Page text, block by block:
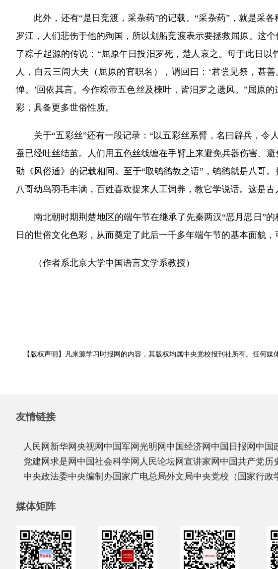
此外，还有“是日竞渡，采杂药”的记载。“采杂药”，就是采各
罗江，人们悲伤于他的殉国，所以划船竞渡表示要拯救屈原。这
了粽子起源的传说：“屈原午日投汨罗死，楚人哀之。每于此日
人，自云三闾大夫（屈原的官职名），谓回曰：‘君尝见祭，甚
惮。’回依其言。今作粽带五色丝及楝叶，皆汨罗之遗风。”屈原
彩，具备更多世俗性质。
关于“五彩丝”还有一段记录：“以五彩丝系臂，名曰辟兵，令
蚕已经吐丝结茧。人们用五色丝线缠在手臂上来避免兵器伤害、
劭《风俗通》的记载相同。至于“取鸲鹆教之语”，鸲鹆就是八哥
八哥幼鸟羽毛丰满，百姓喜欢捉来人工饲养，教它学说话。这是古
南北朝时期荆楚地区的端午节在继承了先秦两汉“恶月恶日”的
日的世俗文化色彩，从而奠定了此后一千多年端午节的基本面貌，
（作者系北京大学中国语言文学系教授）
【版权声明】凡来源学习时报网的内容，其版权均属中央党校报刊社所有。任何
友情链接
人民网 新华网 央视网 中国军网 光明网 中国经济网 中国日报网 中国
党建网 求是网 中国社会科学网 人民论坛网 宣讲家网 中国共产党历
中央政法委中央编制办国家广电总局外文局中央党校（国家行政
媒体矩阵